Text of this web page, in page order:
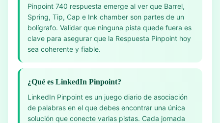
Pinpoint 740 respuesta emerge al ver que Barrel,
Spring, Tip, Cap e Ink chamber son partes de un
bolígrafo. Validar que ninguna pista quede fuera es
clave para asegurar que la Respuesta Pinpoint hoy
sea coherente y fiable.
¿Qué es LinkedIn Pinpoint?
LinkedIn Pinpoint es un juego diario de asociación
de palabras en el que debes encontrar una única
solución que conecte varias pistas. Cada jornada